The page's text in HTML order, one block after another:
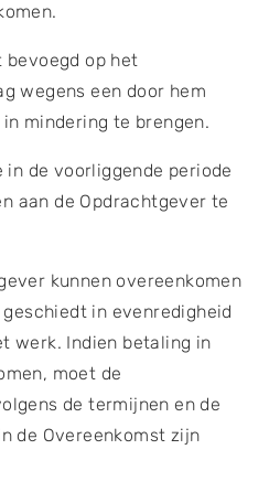
bevoegd op het
wegens een door hem
mindering te brengen.
in de voorliggende periode
aan de Opdrachtgever te
kunnen overeenkomen
in evenredigheid
werk. Indien betaling in
moet de
de termijnen en de
de Overeenkomst zijn